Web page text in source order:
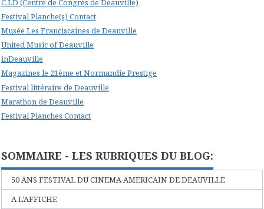
C.I.D (Centre de Congrès de Deauville)
Festival Planche(s) Contact
Musée Les Franciscaines de Deauville
United Music of Deauville
inDeauville
Magazines le 21ème et Normandie Prestige
Festival littéraire de Deauville
Marathon de Deauville
Festival Planches Contact
SOMMAIRE - LES RUBRIQUES DU BLOG:
50 ANS FESTIVAL DU CINEMA AMERICAIN DE DEAUVILLE
A L'AFFICHE